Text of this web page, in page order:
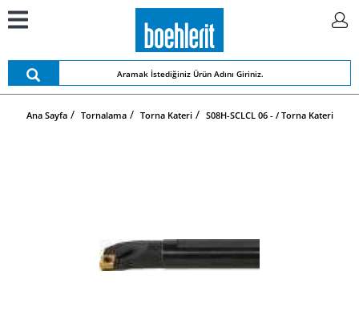
Ana Sayfa Tornalama Torna Kateri S08H-SCLCL 06 - / Torna Kateri